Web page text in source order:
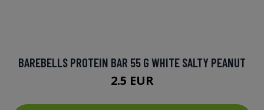
BAREBELLS PROTEIN BAR 55 G WHITE SALTY PEANUT
2.5 EUR